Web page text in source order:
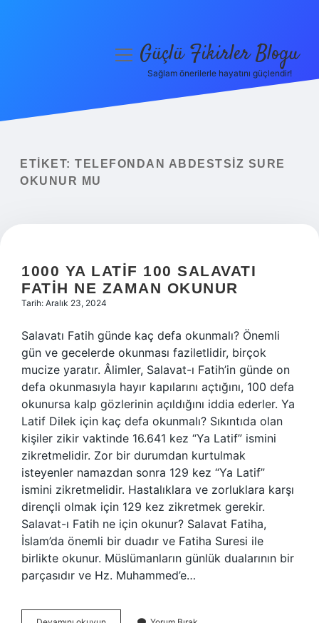
Yasal Uyarı
menüyüGüçlü Fikirler Blogu
Sağlam önerilerle hayatını güçlendir!
ETIKET: TELEFONDAN ABDESTSIZ SURE
OKUNUR MU
1000 YA LATIF 100 SALAVATI
FATIH NE ZAMAN OKUNUR
Tarih: Aralık 23, 2024
Salavatı Fatih günde kaç defa okunmalı? Önemli
gün ve gecelerde okunması faziletlidir, birçok
mucize yaratır. Âlimler, Salavat-ı Fatih’in günde on
defa okunmasıyla hayır kapılarını açtığını, 100 defa
okunursa kalp gözlerinin açıldığını iddia ederler. Ya
Latif Dilek için kaç defa okunmalı? Sıkıntıda olan
kişiler zikir vaktinde 16.641 kez “Ya Latif” ismini
zikretmelidir. Zor bir durumdan kurtulmak
isteyenler namazdan sonra 129 kez “Ya Latif”
ismini zikretmelidir. Hastalıklara ve zorluklara karşı
dirençli olmak için 129 kez zikretmek gerekir.
Salavat-ı Fatih ne için okunur? Salavat Fatiha,
İslam’da önemli bir duadır ve Fatiha Suresi ile
birlikte okunur. Müslümanların günlük dualarının bir
parçasıdır ve Hz. Muhammed’e…